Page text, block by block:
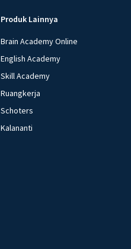
Produk Lainnya
Brain Academy Online
English Academy
Skill Academy
Ruangkerja
Schoters
Kalananti